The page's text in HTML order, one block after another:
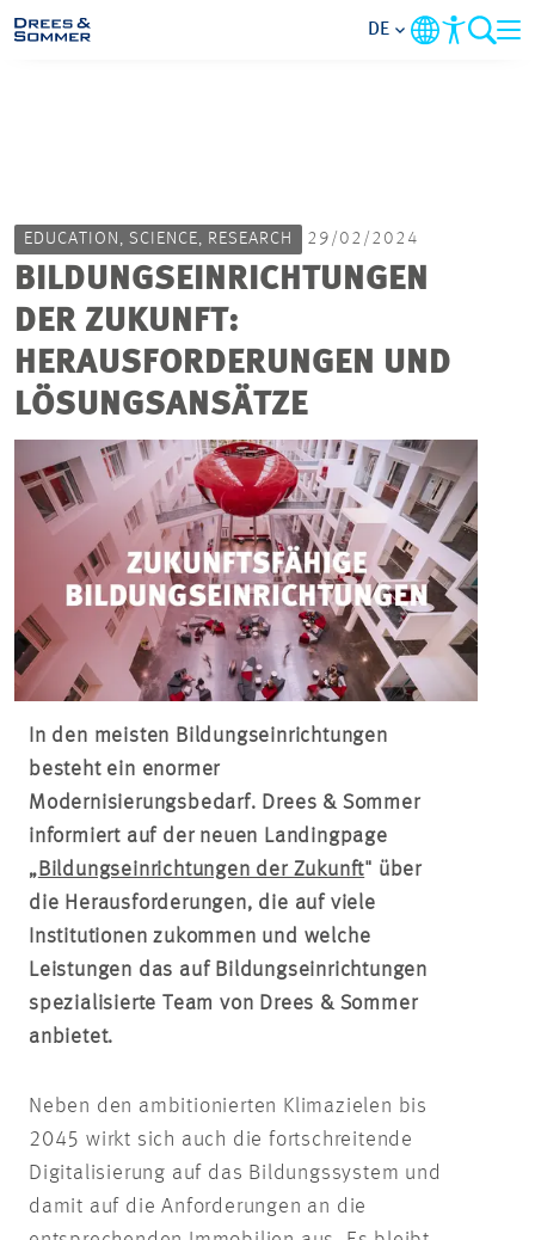
UNTERNEHMEN
IM FOKUS
KARRIERE
PROJEKTE
KONTAKT
DE
EDUCATION, SCIENCE, RESEARCH 29/02/2024
BILDUNGSEINRICHTUNGEN
DER ZUKUNFT:
HERAUSFORDERUNGEN UND
LÖSUNGSANSÄTZE
In den meisten Bildungseinrichtungen
besteht ein enormer
Modernisierungsbedarf. Drees & Sommer
informiert auf der neuen Landingpage
„ Bildungseinrichtungen der Zukunft" über
die Herausforderungen, die auf viele
Institutionen zukommen und welche
Leistungen das auf Bildungseinrichtungen
spezialisierte Team von Drees & Sommer
anbietet.
Neben den ambitionierten Klimazielen bis
2045 wirkt sich auch die fortschreitende
Digitalisierung auf das Bildungssystem und
damit auf die Anforderungen an die